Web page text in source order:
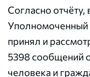
Согласно отчёту,
Уполномоченный
принял и
5398 сообщений
человека и